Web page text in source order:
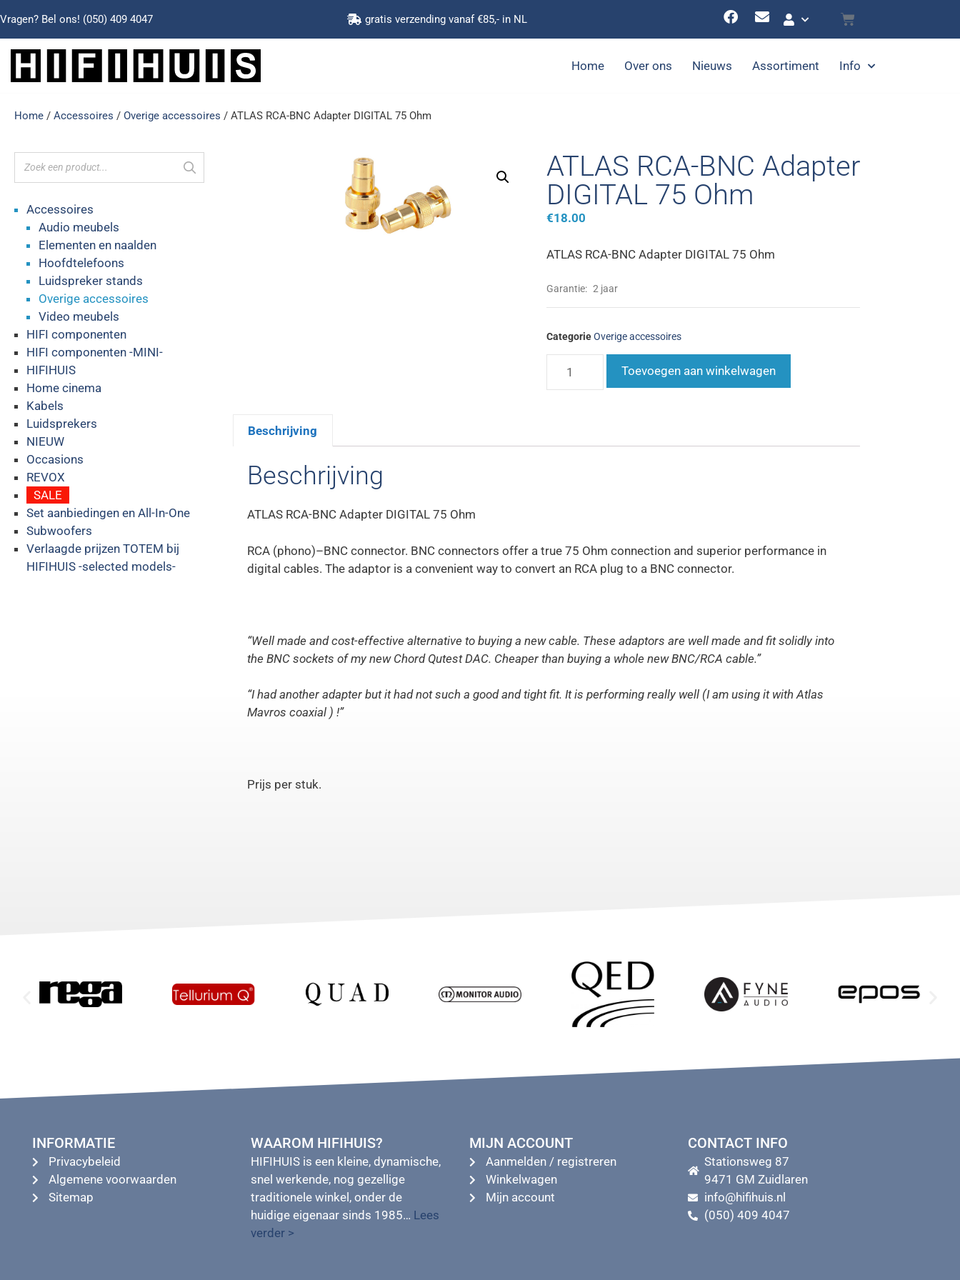
Vragen? Bel ons! (050) 409 4047 gratis verzending vanaf €85,- in NL
Home Over ons Nieuws Assortiment Info
Home / Accessoires / Overige accessoires / ATLAS RCA-BNC Adapter DIGITAL 75 Ohm
Accessoires
Audio meubels
Elementen en naalden
Hoofdtelefoons
Luidspreker stands
Overige accessoires
Video meubels
HIFI componenten
HIFI componenten -MINI-
HIFIHUIS
Home cinema
Kabels
Luidsprekers
NIEUW
Occasions
REVOX
SALE
Set aanbiedingen en All-In-One
Subwoofers
Verlaagde prijzen TOTEM bij
HIFIHUIS -selected models-
ATLAS RCA-BNC Adapter
DIGITAL 75 Ohm
€18.00
ATLAS RCA-BNC Adapter DIGITAL 75 Ohm
Garantie: 2 jaar
CategorieOverige accessoires
Toevoegen aan winkelwagen
Beschrijving
Beschrijving
ATLAS RCA-BNC Adapter DIGITAL 75 Ohm
RCA (phono)–BNC connector. BNC connectors offer a true 75 Ohm connection and superior performance in
digital cables. The adaptor is a convenient way to convert an RCA plug to a BNC connector.
“Well made and cost-effective alternative to buying a new cable. These adaptors are well made and fit solidly into
the BNC sockets of my new Chord Qutest DAC. Cheaper than buying a whole new BNC/RCA cable.”
“I had another adapter but it had not such a good and tight fit. It is performing really well (I am using it with Atlas
Mavros coaxial ) !”
Prijs per stuk.
INFORMATIE
Privacybeleid
Algemene voorwaarden
Sitemap
WAAROM HIFIHUIS?
HIFIHUIS is een kleine, dynamische,
snel werkende, nog gezellige
traditionele winkel, onder de
huidige eigenaar sinds 1985… Lees
verder >
MIJN ACCOUNT
Aanmelden / registreren
Winkelwagen
Mijn account
CONTACT INFO
Stationsweg 87
9471 GM Zuidlaren
info@hifihuis.nl
(050) 409 4047